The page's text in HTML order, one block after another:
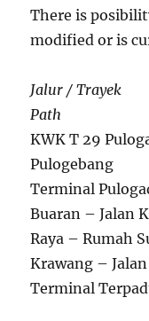
There is
modified or is
Jalur / Trayek
Path
KWK T 29
Pulogebang
Terminal
Buaran – Jalan
Raya – Rumah
Krawang –
Terminal